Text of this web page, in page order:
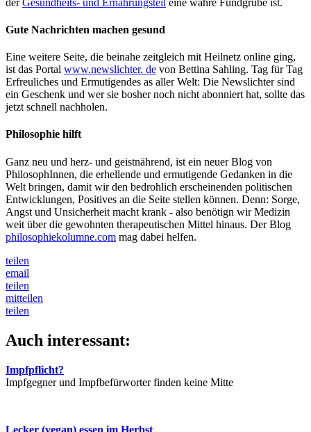
Gute Nachrichten machen gesund
Eine weitere Seite, die beinahe zeitgleich mit Heilnetz online ging,
ist das Portal www.newslichter. de von Bettina Sahling. Tag für Tag
Erfreuliches und Ermutigendes as aller Welt: Die Newslichter sind
ein Geschenk und wer sie bosher noch nicht abonniert hat, sollte das
jetzt schnell nachholen.
Philosophie hilft
Ganz neu und herz- und geistnährend, ist ein neuer Blog von
PhilosophInnen, die erhellende und ermutigende Gedanken in die
Welt bringen, damit wir den bedrohlich erscheinenden politischen
Entwicklungen, Positives an die Seite stellen können. Denn: Sorge,
Angst und Unsicherheit macht krank - also benötign wir Medizin
weit über die gewohnten therapeutischen Mittel hinaus. Der Blog
philosophiekolumne.com mag dabei helfen.
teilen
email
teilen
mitteilen
teilen
Auch interessant:
Impfpflicht?
Impfgegner und Impfbefürworter finden keine Mitte
Lecker (vegan) essen im Herbst